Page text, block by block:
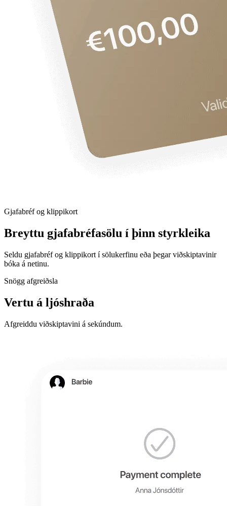
Gjafabréf og klippikort
Breyttu gjafabréfasölu í þinn styrkleika
Seldu gjafabréf og klippikort í sölukerfinu eða þegar viðskiptavinir
bóka á netinu.
Snögg afgreiðsla
Vertu á ljóshraða
Afgreiddu viðskiptavini á sekúndum.